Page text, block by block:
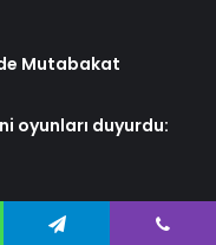
Mutabakat
oyunları duyurdu: